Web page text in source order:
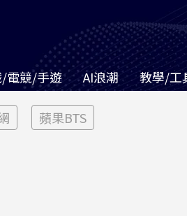
電競/手遊 AI浪潮 教學/工
蘋果BTS